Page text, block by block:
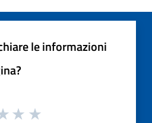
le informazioni